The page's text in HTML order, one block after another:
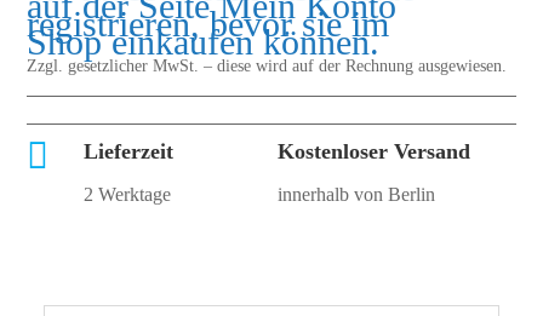
registrieren, bevor sie im
Shop einkaufen können.
Zzgl. gesetzlicher MwSt. – diese wird auf der Rechnung ausgewiesen.
 Lieferzeit
2 Werktage
Kostenloser Versand
innerhalb von Berlin